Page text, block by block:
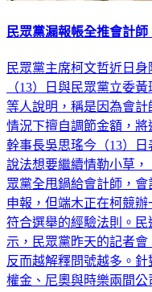
民眾黨漏報帳全推會計
民眾黨主席柯文哲近日
（13）日與民眾黨立委
等人說明，稱是因為會
情況下擅自調節金額，
幹事長吳思瑤今（13）
說法想要繼續情勒小草
眾黨全甩鍋給會計師，
申報，但端木正在柯競
符合選舉的經驗法則。
示，民眾黨昨天的記者會
反而越解釋問號越多。
權金、尼奧與時樂兩間公